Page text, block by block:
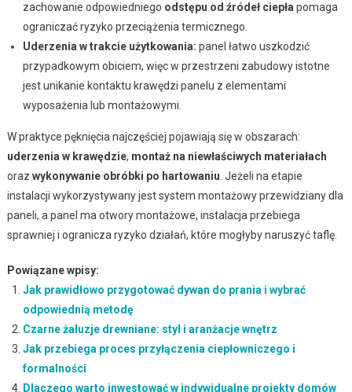
zachowanie odpowiedniego odstępu od źródeł ciepła pomaga
ograniczać ryzyko przeciążenia termicznego.
Uderzenia w trakcie użytkowania: panel łatwo uszkodzić
przypadkowym obiciem, więc w przestrzeni zabudowy istotne
jest unikanie kontaktu krawędzi panelu z elementami
wyposażenia lub montażowymi.
W praktyce pęknięcia najczęściej pojawiają się w obszarach:
uderzenia w krawędzie, montaż na niewłaściwych materiałach
oraz wykonywanie obróbki po hartowaniu . Jeżeli na etapie
instalacji wykorzystywany jest system montażowy przewidziany dla
paneli, a panel ma otwory montażowe, instalacja przebiega
sprawniej i ogranicza ryzyko działań, które mogłyby naruszyć taflę.
Powiązane wpisy:
Jak prawidłowo przygotować dywan do prania i wybrać
odpowiednią metodę
Czarne żaluzje drewniane: styl i aranżacje wnętrz
Jak przebiega proces przyłączenia ciepłowniczego i
formalności
Dlaczego warto inwestować w indywidualne projekty domów